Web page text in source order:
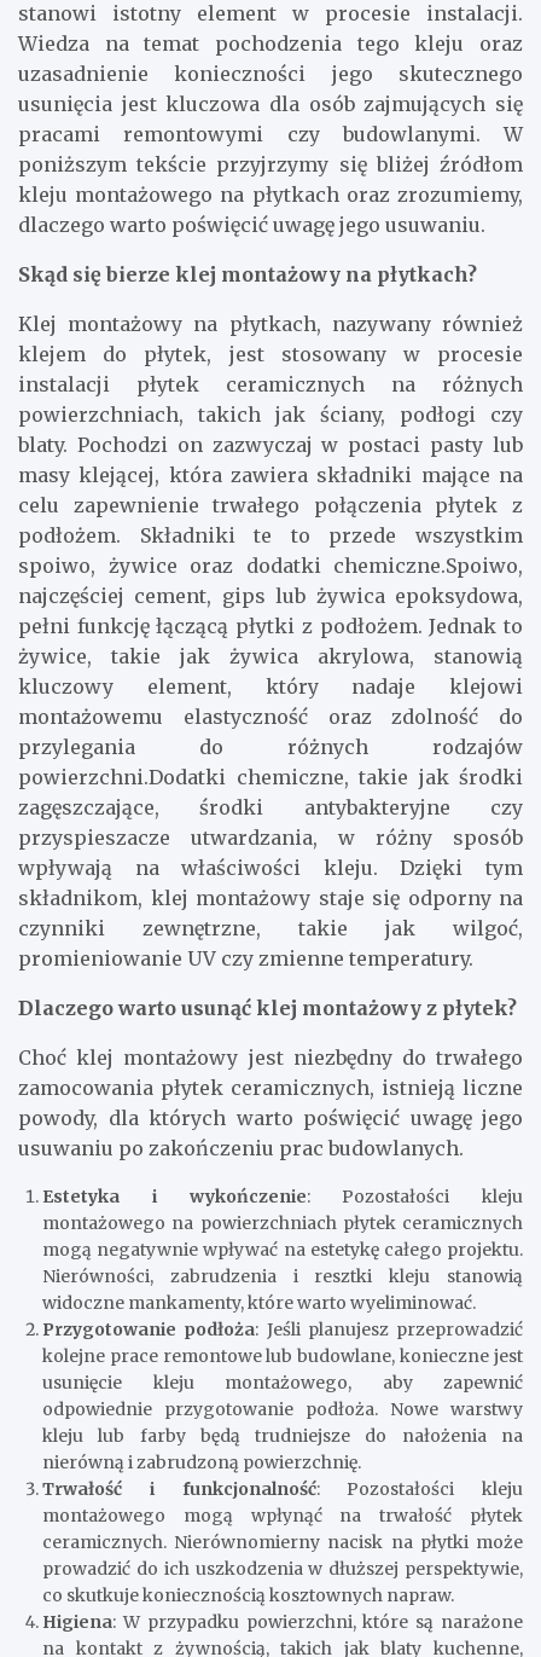
stanowi istotny element w procesie instalacji.
Wiedza na temat pochodzenia tego kleju oraz
uzasadnienie konieczności jego skutecznego
usunięcia jest kluczowa dla osób zajmujących się
pracami remontowymi czy budowlanymi. W
poniższym tekście przyjrzymy się bliżej źródłom
kleju montażowego na płytkach oraz zrozumiemy,
dlaczego warto poświęcić uwagę jego usuwaniu.
Skąd się bierze klej montażowy na płytkach?
Klej montażowy na płytkach, nazywany również
klejem do płytek, jest stosowany w procesie
instalacji płytek ceramicznych na różnych
powierzchniach, takich jak ściany, podłogi czy
blaty. Pochodzi on zazwyczaj w postaci pasty lub
masy klejącej, która zawiera składniki mające na
celu zapewnienie trwałego połączenia płytek z
podłożem. Składniki te to przede wszystkim
spoiwo, żywice oraz dodatki chemiczne.Spoiwo,
najczęściej cement, gips lub żywica epoksydowa,
pełni funkcję łączącą płytki z podłożem. Jednak to
żywice, takie jak żywica akrylowa, stanowią
kluczowy element, który nadaje klejowi
montażowemu elastyczność oraz zdolność do
przylegania do różnych rodzajów
powierzchni.Dodatki chemiczne, takie jak środki
zagęszczające, środki antybakteryjne czy
przyspieszacze utwardzania, w różny sposób
wpływają na właściwości kleju. Dzięki tym
składnikom, klej montażowy staje się odporny na
czynniki zewnętrzne, takie jak wilgoć,
promieniowanie UV czy zmienne temperatury.
Dlaczego warto usunąć klej montażowy z płytek?
Choć klej montażowy jest niezbędny do trwałego
zamocowania płytek ceramicznych, istnieją liczne
powody, dla których warto poświęcić uwagę jego
usuwaniu po zakończeniu prac budowlanych.
Estetyka i wykończenie: Pozostałości kleju
montażowego na powierzchniach płytek ceramicznych
mogą negatywnie wpływać na estetykę całego projektu.
Nierówności, zabrudzenia i resztki kleju stanowią
widoczne mankamenty, które warto wyeliminować.
Przygotowanie podłoża: Jeśli planujesz przeprowadzić
kolejne prace remontowe lub budowlane, konieczne jest
usunięcie kleju montażowego, aby zapewnić
odpowiednie przygotowanie podłoża. Nowe warstwy
kleju lub farby będą trudniejsze do nałożenia na
nierówną i zabrudzoną powierzchnię.
Trwałość i funkcjonalność: Pozostałości kleju
montażowego mogą wpłynąć na trwałość płytek
ceramicznych. Nierównomierny nacisk na płytki może
prowadzić do ich uszkodzenia w dłuższej perspektywie,
co skutkuje koniecznością kosztownych napraw.
Higiena: W przypadku powierzchni, które są narażone
na kontakt z żywnością, takich jak blaty kuchenne,